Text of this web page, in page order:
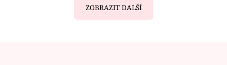
ZOBRAZIT DALŠÍ